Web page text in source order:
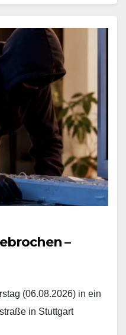
–
(06.08.2026) in ein
in Stuttgart